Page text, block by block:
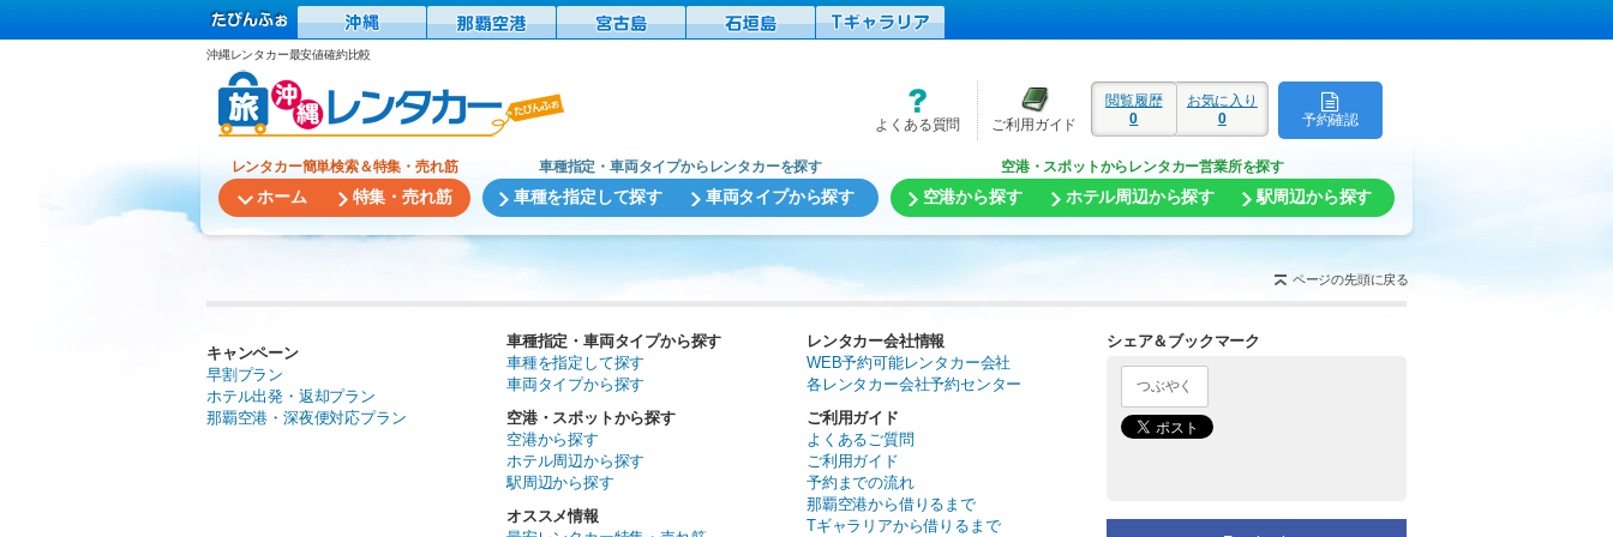
沖縄レンタカー最安値確約比較
予約確認
閲覧履歴
0
お気に入り
0
よくある質問 ご利用ガイド
レンタカー簡単検索＆特集・売れ筋
ホーム 特集・売れ筋
車種指定・車両タイプからレンタカーを探す
車種を指定して探す 車両タイプから探す
空港・スポットからレンタカー営業所を探す
空港から探す ホテル周辺から探す 駅周辺から探す
ページの先頭に戻る
キャンペーン
早割プラン
ホテル出発・返却プラン
那覇空港・深夜便対応プラン
車種指定・車両タイプから探す
車種を指定して探す
車両タイプから探す
空港・スポットから探す
空港から探す
ホテル周辺から探す
駅周辺から探す
オススメ情報
レンタカー会社情報
WEB予約可能レンタカー会社
各レンタカー会社予約センター
ご利用ガイド
よくあるご質問
ご利用ガイド
予約までの流れ
那覇空港から借りるまで
Tギャラリアから借りるまで
シェア＆ブックマーク